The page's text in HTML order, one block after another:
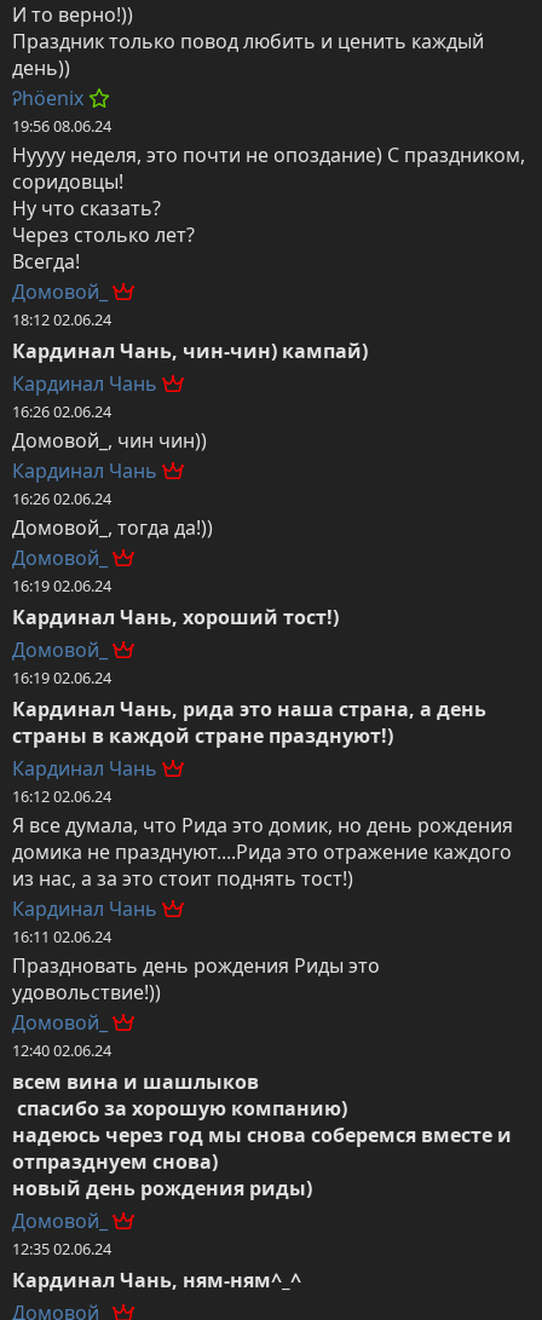
И то верно!))
Праздник только повод любить и ценить каждый
день))
Ꭾhöenix
19:56 08.06.24
Нуууу неделя, это почти не опоздание) С праздником,
соридовцы!
Ну что сказать?
Через столько лет?
Всегда!
Домовой_
18:12 02.06.24
Кардинал Чань, чин-чин) кампай)
Кардинал Чань
16:26 02.06.24
Домовой_, чин чин))
Кардинал Чань
16:26 02.06.24
Домовой_, тогда да!))
Домовой_
16:19 02.06.24
Кардинал Чань, хороший тост!)
Домовой_
16:19 02.06.24
Кардинал Чань, рида это наша страна, а день
страны в каждой стране празднуют!)
Кардинал Чань
16:12 02.06.24
Я все думала, что Рида это домик, но день рождения
домика не празднуют....Рида это отражение каждого
из нас, а за это стоит поднять тост!)
Кардинал Чань
16:11 02.06.24
Праздновать день рождения Риды это
удовольствие!))
Домовой_
12:40 02.06.24
всем вина и шашлыков
надеюсь через год мы снова соберемся вместе и
отпразднуем снова)
новый день рождения риды)
Домовой_
12:35 02.06.24
Кардинал Чань, ням-ням^_^
Домовой_